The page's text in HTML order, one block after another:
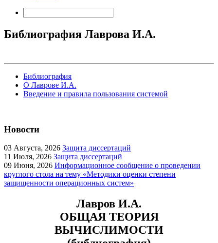
Библиография Лаврова И.А.
Библиография
О Лаврове И.А.
Введение и правила пользования системой
Новости
03 Августа, 2026 Защита диссертаций
11 Июля, 2026 Защита диссертаций
09 Июня, 2026 Информационное сообщение о проведении
круглого стола на тему «Методики оценки степени
защищенности операционных систем»
Лавров И.А.
ОБЩАЯ ТЕОРИЯ
ВЫЧИСЛИМОСТИ